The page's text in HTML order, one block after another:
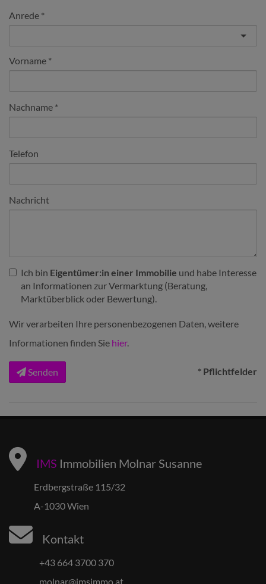
Anrede
Vorname
Nachname
Telefon
Nachricht
Ich bin Eigentümer:in einer Immobilie und habe Interesse
an Informationen zur Vermarktung (Beratung,
Marktüberblick oder Bewertung).
Wir verarbeiten Ihre personenbezogenen Daten, weitere
Informationen finden Sie hier.
Senden * Pflichtfelder
IMS Immobilien Molnar Susanne
Erdbergstraße 115/32
A-1030 Wien
Kontakt
+43 664 3700 370
molnar@imsimmo.at